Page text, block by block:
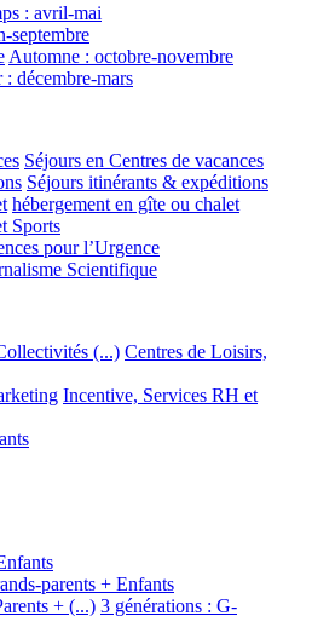
: avril-mai
septembre
Automne : octobre-novembre
décembre-mars
Séjours en Centres de vacances
Séjours itinérants & expéditions
hébergement en gîte ou chalet
Sports
pour l’Urgence
Scientifique
(...) Centres de Loisirs,
Incentive, Services RH et
parents + Enfants
+ (...) 3 générations : G-